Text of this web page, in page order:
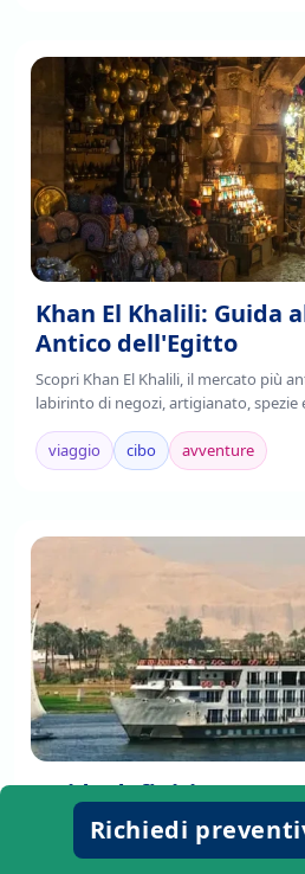
Khan El Khalili: Guida
Antico dell'Egitto
Scopri Khan El Khalili, il mercato più
labirinto di negozi, artigianato,
nell'autenticità cairota. Leggi!
viaggio
cibo avventure
Guida definitiva per
miglior Tour Operator
Nilo
Richiedi